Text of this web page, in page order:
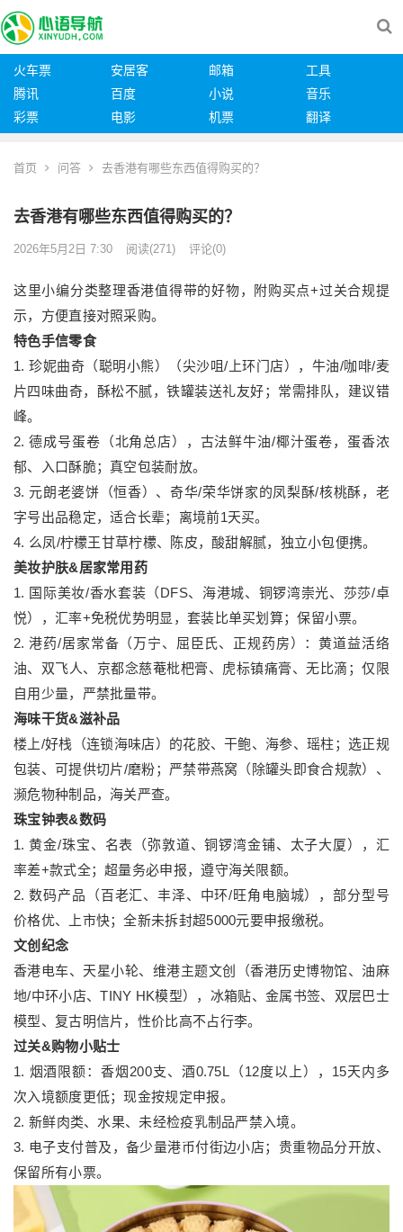
火车票 安居客 邮箱
工具
腾讯
百度 小说
音乐
彩票
电影 机票 翻译
首页 问答 去香港有哪些东西值得购买的？
去香港有哪些东西值得购买的？
2026年5月2日 7:30 阅读(271) 评论(0)
这里小编分类整理香港值得带的好物，附购买点+过关合规提
示，方便直接对照采购。
特色手信零食
1. 珍妮曲奇（聪明小熊）（尖沙咀/上环门店），牛油/咖啡/麦
片四味曲奇，酥松不腻，铁罐装送礼友好；常需排队，建议错
峰。
2. 德成号蛋卷（北角总店），古法鲜牛油/椰汁蛋卷，蛋香浓
郁、入口酥脆；真空包装耐放。
3. 元朗老婆饼（恒香）、奇华/荣华饼家的凤梨酥/核桃酥，老
字号出品稳定，适合长辈；离境前1天买。
4. 么凤/柠檬王甘草柠檬、陈皮，酸甜解腻，独立小包便携。
美妆护肤&居家常用药
1. 国际美妆/香水套装（DFS、海港城、铜锣湾崇光、莎莎/卓
悦），汇率+免税优势明显，套装比单买划算；保留小票。
2. 港药/居家常备（万宁、屈臣氏、正规药房）：黄道益活络
油、双飞人、京都念慈菴枇杷膏、虎标镇痛膏、无比滴；仅限
自用少量，严禁批量带。
海味干货&滋补品
楼上/好栈（连锁海味店）的花胶、干鲍、海参、瑶柱；选正规
包装、可提供切片/磨粉；严禁带燕窝（除罐头即食合规款）、
濒危物种制品，海关严查。
珠宝钟表&数码
1. 黄金/珠宝、名表（弥敦道、铜锣湾金铺、太子大厦），汇
率差+款式全；超量务必申报，遵守海关限额。
2. 数码产品（百老汇、丰泽、中环/旺角电脑城），部分型号
价格优、上市快；全新未拆封超5000元要申报缴税。
文创纪念
香港电车、天星小轮、维港主题文创（香港历史博物馆、油麻
地/中环小店、TINY HK模型），冰箱贴、金属书签、双层巴士
模型、复古明信片，性价比高不占行李。
过关&购物小贴士
1. 烟酒限额：香烟200支、酒0.75L（12度以上），15天内多
次入境额度更低；现金按规定申报。
2. 新鲜肉类、水果、未经检疫乳制品严禁入境。
3. 电子支付普及，备少量港币付街边小店；贵重物品分开放、
保留所有小票。